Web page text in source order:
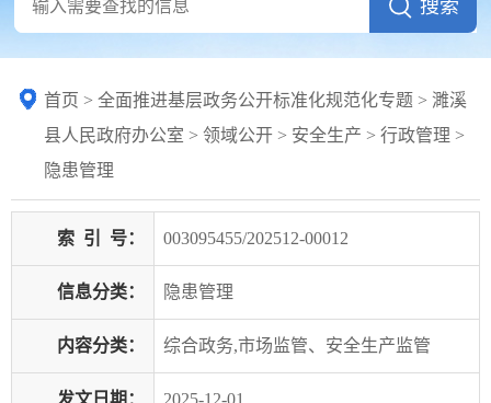
首页 > 全面推进基层政务公开标准化规范化专题 > 濉溪
县人民政府办公室 > 领域公开 > 安全生产 > 行政管理 >
隐患管理
索 引 号： 003095455/202512-00012
信息分类： 隐患管理
内容分类： 综合政务,市场监管、安全生产监管
发文日期： 2025-12-01